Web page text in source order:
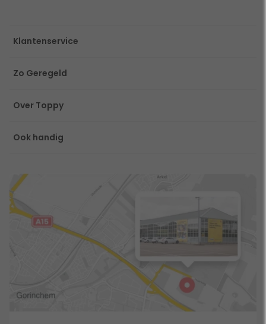
Klantenservice
Zo Geregeld
Over Toppy
Ook handig